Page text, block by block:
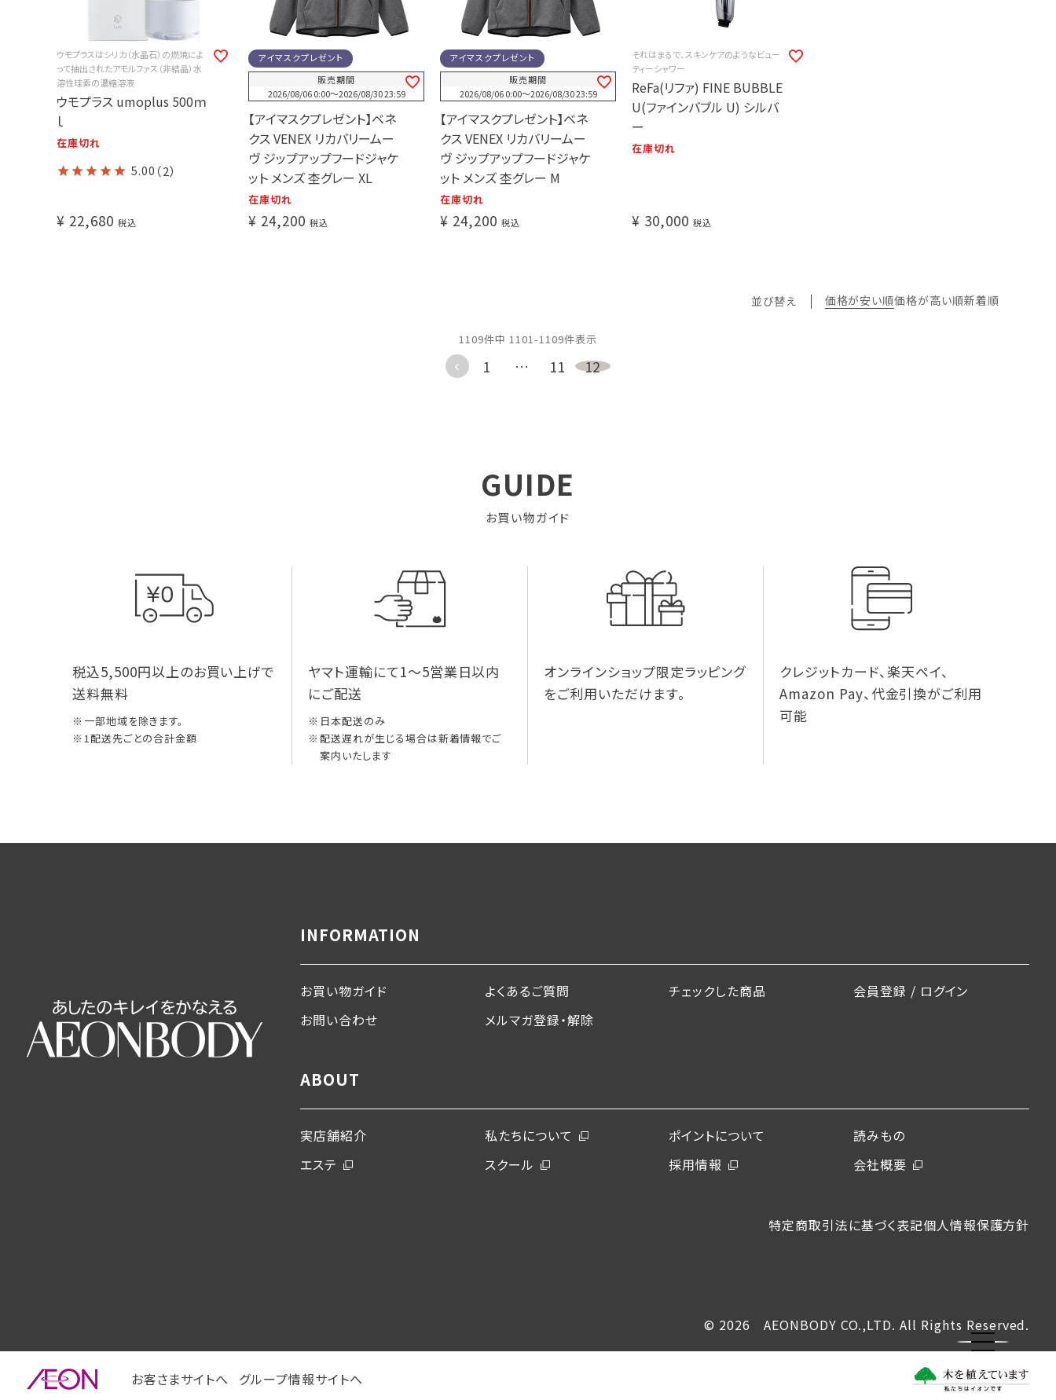
ウモプラスはシリカ（水晶石）の燃焼によ
って抽出されたアモルファス（非結晶）水
溶性珪素の濃縮溶液
ウモプラス umoplus 500ｍ
ｌ
在庫切れ
5.00 （2）
¥ 22,680 税込
アイマスクプレゼント
販売期間
2026/08/06 0:00〜2026/08/30 23:59
【アイマスクプレゼント】ベネ
クス VENEX リカバリームー
ヴ ジップアップフードジャケ
ット メンズ 杢グレー XL
在庫切れ
¥ 24,200 税込
アイマスクプレゼント
販売期間
2026/08/06 0:00〜2026/08/30 23:59
【アイマスクプレゼント】ベネ
クス VENEX リカバリームー
ヴ ジップアップフードジャケ
ット メンズ 杢グレー M
在庫切れ
¥ 24,200 税込
それはまるで、スキンケアのようなビュー
ティーシャワー
ReFa(リファ) FINE BUBBLE
U(ファインバブル U) シルバ
ー
在庫切れ
¥ 30,000 税込
並び替え 価格が安い順価格が高い順新着順
1109件中 1101-1109件表示
1 … 11 12
GUIDE
お買い物ガイド
税込5,500円以上のお買い上げで
送料無料
一部地域を除きます。
1配送先ごとの合計金額
ヤマト運輸にて1～5営業日以内
にご配送
日本配送のみ
配送遅れが生じる場合は新着情報でご
案内いたします
オンラインショップ限定ラッピング
をご利用いただけます。
クレジットカード、楽天ペイ、
Amazon Pay、代金引換がご利用
可能
INFORMATION
お買い物ガイド よくあるご質問 チェックした商品
会員登録 / ログイン
お問い合わせ
メルマガ登録・解除
ABOUT
実店舗紹介 私たちについて ポイントについて
読みもの
エステ
スクール 採用情報 会社概要
特定商取引法に基づく表記個人情報保護方針
© 2026 AEONBODY CO.,LTD. All Rights Reserved.
お客さまサイトへ グループ情報サイトへ